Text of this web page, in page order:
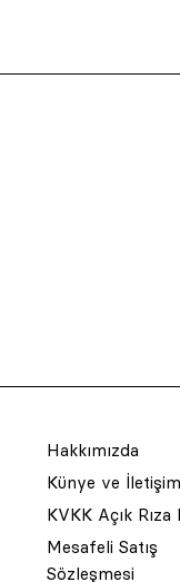
Hakkımızda
Künye ve İletişim
KVKK Açık Rıza
Mesafeli Satış
Sözleşmesi